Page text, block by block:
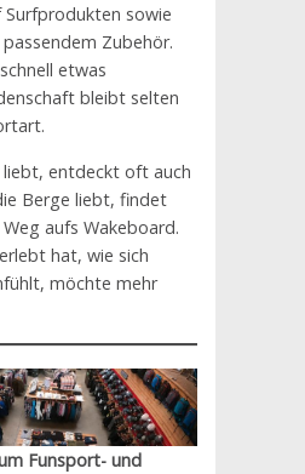
sowie
Zubehör.
etwas
bleibt selten
liebt, entdeckt oft auch
Berge liebt, findet
aufs Wakeboard.
hat, wie sich
möchte mehr
Funsport- und